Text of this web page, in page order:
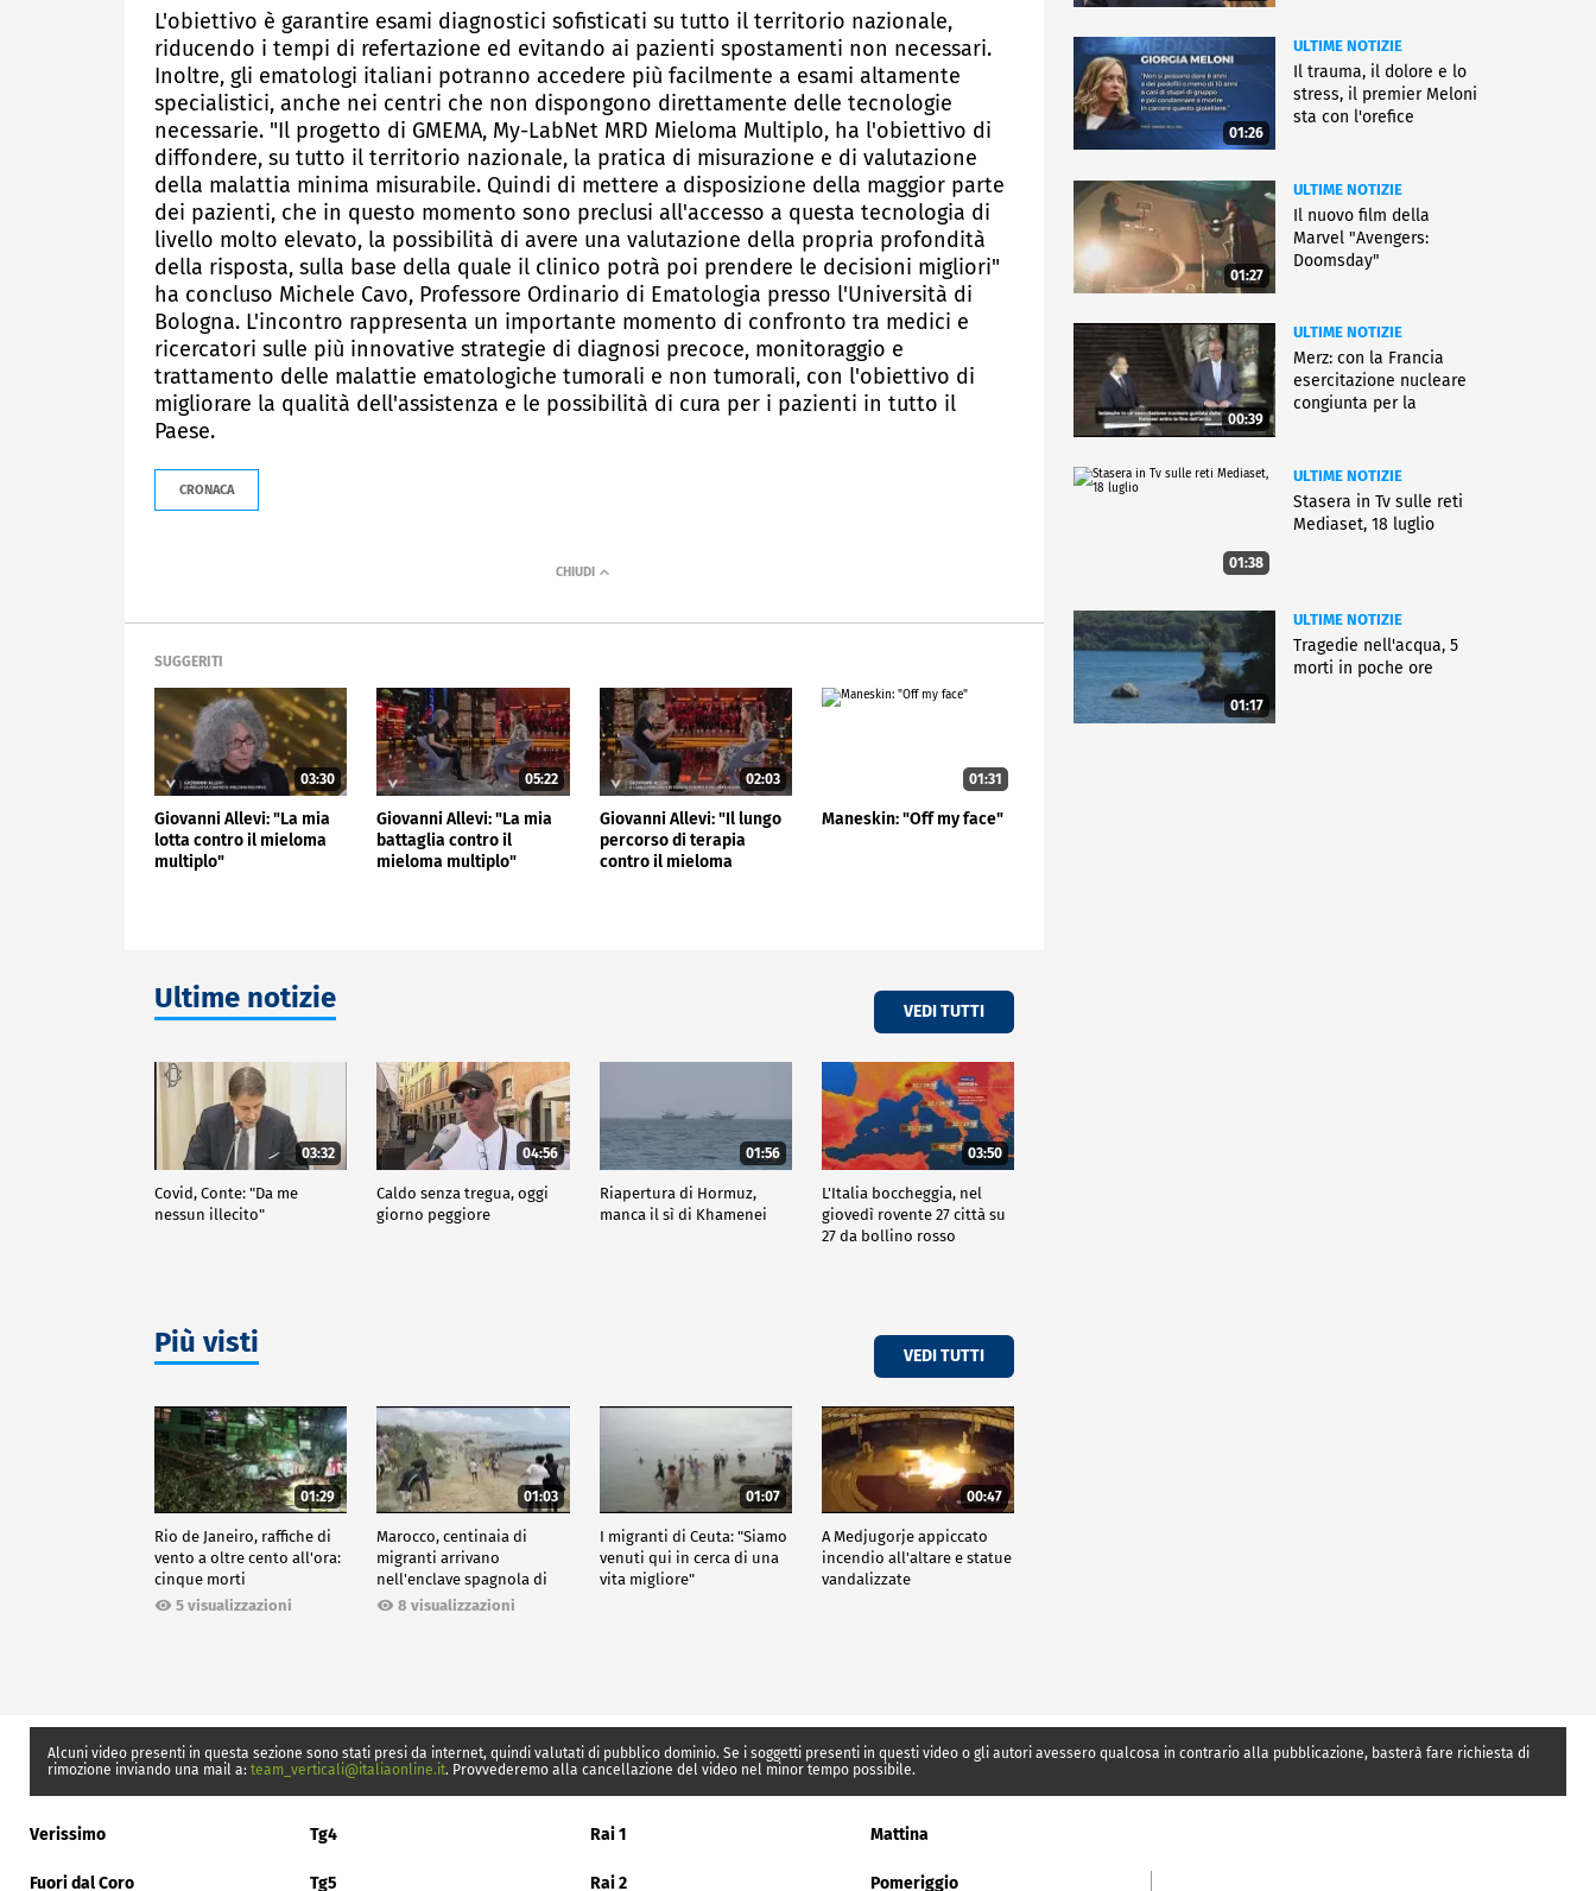
L'obiettivo è garantire esami diagnostici sofisticati su tutto il territorio nazionale,
riducendo i tempi di refertazione ed evitando ai pazienti spostamenti non necessari.
Inoltre, gli ematologi italiani potranno accedere più facilmente a esami altamente
specialistici, anche nei centri che non dispongono direttamente delle tecnologie
necessarie. "Il progetto di GMEMA, My-LabNet MRD Mieloma Multiplo, ha l'obiettivo di
diffondere, su tutto il territorio nazionale, la pratica di misurazione e di valutazione
della malattia minima misurabile. Quindi di mettere a disposizione della maggior parte
dei pazienti, che in questo momento sono preclusi all'accesso a questa tecnologia di
livello molto elevato, la possibilità di avere una valutazione della propria profondità
della risposta, sulla base della quale il clinico potrà poi prendere le decisioni migliori"
ha concluso Michele Cavo, Professore Ordinario di Ematologia presso l'Università di
Bologna. L'incontro rappresenta un importante momento di confronto tra medici e
ricercatori sulle più innovative strategie di diagnosi precoce, monitoraggio e
trattamento delle malattie ematologiche tumorali e non tumorali, con l'obiettivo di
migliorare la qualità dell'assistenza e le possibilità di cura per i pazienti in tutto il
Paese.
CRONACA
SUGGERITI
03:30
Giovanni Allevi: "La mia
lotta contro il mieloma
multiplo"
05:22
Giovanni Allevi: "La mia
battaglia contro il
mieloma multiplo"
02:03
Giovanni Allevi: "Il lungo
percorso di terapia
contro il mieloma
01:31
Maneskin: "Off my face"
Ultime notizie VEDI TUTTI
03:32
Covid, Conte: "Da me
nessun illecito"
04:56
Caldo senza tregua, oggi
giorno peggiore
01:56
Riapertura di Hormuz,
manca il sì di Khamenei
03:50
L'Italia boccheggia, nel
giovedì rovente 27 città su
27 da bollino rosso
Più visti VEDI TUTTI
01:29
Rio de Janeiro, raffiche di
vento a oltre cento all'ora:
cinque morti
5 visualizzazioni
01:03
Marocco, centinaia di
migranti arrivano
nell'enclave spagnola di
Ceuta8 visualizzazioni
01:07
I migranti di Ceuta: "Siamo
venuti qui in cerca di una
vita migliore"
00:47
A Medjugorje appiccato
incendio all'altare e statue
vandalizzate
01:26
ULTIME NOTIZIE
Il trauma, il dolore e lo
stress, il premier Meloni
sta con l'orefice
01:27
ULTIME NOTIZIE
Il nuovo film della
Marvel "Avengers:
Doomsday"
00:39
ULTIME NOTIZIE
Merz: con la Francia
esercitazione nucleare
congiunta per la
01:38
ULTIME NOTIZIE
Stasera in Tv sulle reti
Mediaset, 18 luglio
01:17
ULTIME NOTIZIE
Tragedie nell'acqua, 5
morti in poche ore
Alcuni video presenti in questa sezione sono stati presi da internet, quindi valutati di pubblico dominio. Se i soggetti presenti in questi video o gli autori avessero qualcosa in contrario alla pubblicazione, basterà fare richiesta di
rimozione inviando una mail a: team_verticali@italiaonline.it. Provvederemo alla cancellazione del video nel minor tempo possibile.
Verissimo Tg4 Rai 1 Mattina
Fuori dal Coro Tg5 Rai 2 Pomeriggio